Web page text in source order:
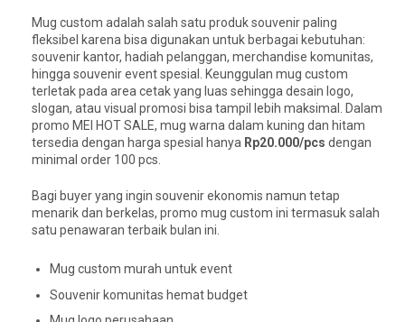
Mug custom adalah salah satu produk souvenir paling
fleksibel karena bisa digunakan untuk berbagai kebutuhan:
souvenir kantor, hadiah pelanggan, merchandise komunitas,
hingga souvenir event spesial. Keunggulan mug custom
terletak pada area cetak yang luas sehingga desain logo,
slogan, atau visual promosi bisa tampil lebih maksimal. Dalam
promo MEI HOT SALE, mug warna dalam kuning dan hitam
tersedia dengan harga spesial hanya Rp20.000/pcs dengan
minimal order 100 pcs.
Bagi buyer yang ingin souvenir ekonomis namun tetap
menarik dan berkelas, promo mug custom ini termasuk salah
satu penawaran terbaik bulan ini.
Mug custom murah untuk event
Souvenir komunitas hemat budget